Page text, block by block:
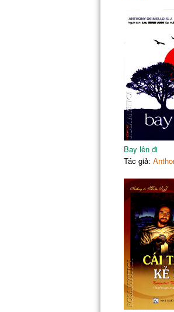
Thích là làm
Một quyết
Bệnh bò điên
Coi chửng lạc
Chấp nhận
Làm đám
Bay lên đi
Tác giả: